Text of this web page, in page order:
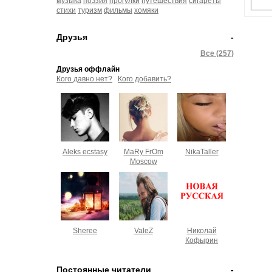
стихи туризм фильмы хомяки
-
Друзья
Все (257)
Друзья оффлайн
Кого давно нет?
Кого добавить?
Aleks ecstasy
MaRy FrOm
Moscow
NikaTaller
Sheree ValeZ
Николай
Кофырин
-
Постоянные читатели